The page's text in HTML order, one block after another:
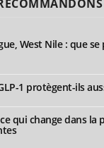
West Nile : que se
1 protègent-ils
qui change dans la